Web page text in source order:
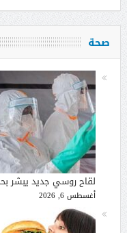
صحة
لقاح روسي جديد يبشر
أغسطس 6, 2026